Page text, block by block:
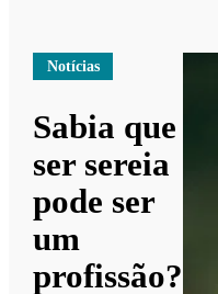
Notícias
Sabia que
ser sereia
pode ser
um
profissão?